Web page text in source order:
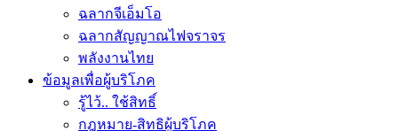
ฉลากจีเอ็มโอ
ฉลากสัญญาณไฟจราจร
พลังงานไทย
ข้อมูลเพื่อผู้บริโภค
รู้ไว้.. ใช้สิทธิ์
กฎหมาย-สิทธิผู้บริโภค